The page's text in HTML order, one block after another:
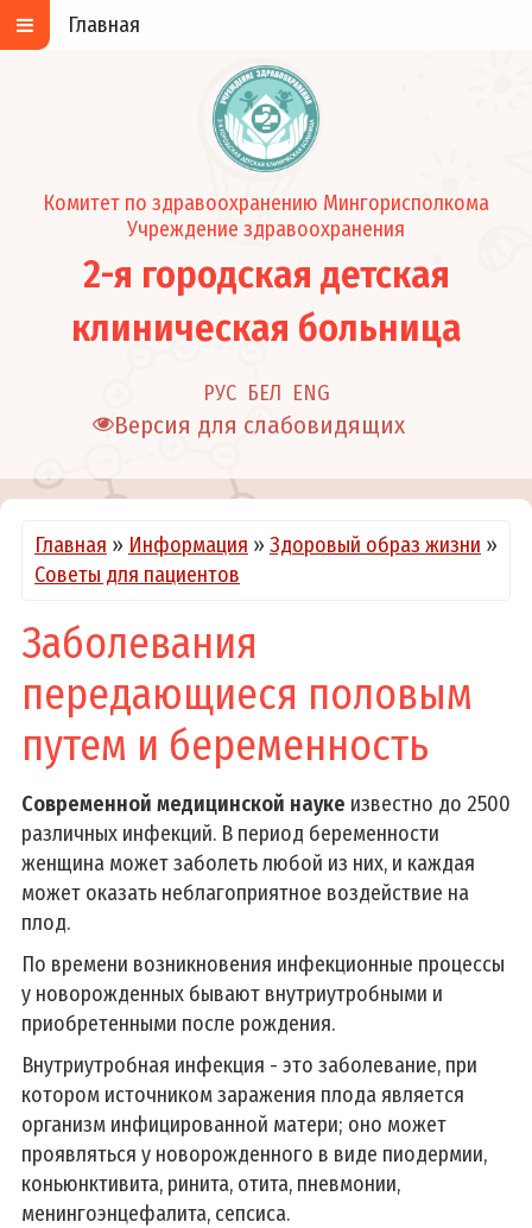
Комитет по здравоохранению Мингорисполкома
Учреждение здравоохранения
2-я городская детская
клиническая больница
РУС БЕЛ ENG
Версия для слабовидящих
Главная
Главная » Информация » Здоровый образ жизни »
Советы для пациентов
Заболевания
передающиеся половым
путем и беременность
Современной медицинской науке известно до 2500
различных инфекций. В период беременности
женщина может заболеть любой из них, и каждая
может оказать неблагоприятное воздействие на
плод.
По времени возникновения инфекционные процессы
у новорожденных бывают внутриутробными и
приобретенными после рождения.
Внутриутробная инфекция - это заболевание, при
котором источником заражения плода является
организм инфицированной матери; оно может
проявляться у новорожденного в виде пиодермии,
коньюнктивита, ринита, отита, пневмонии,
менингоэнцефалита, сепсиса.